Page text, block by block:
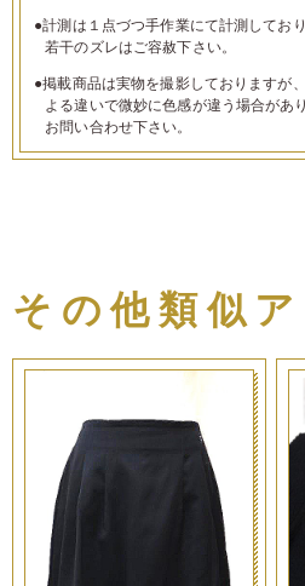
●計測は１点づつ手作業にて計測してお
若干のズレはご容赦下さい。
●掲載商品は実物を撮影しておりますが
よる違いで微妙に色感が違う場合があ
お問い合わせ下さい。
その他類似